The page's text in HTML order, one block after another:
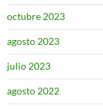
octubre 2023
agosto 2023
julio 2023
agosto 2022